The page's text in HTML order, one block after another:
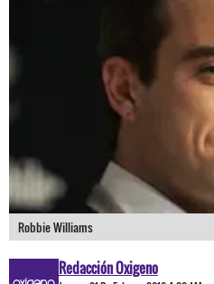
Robbie Williams
Redacción Oxigeno